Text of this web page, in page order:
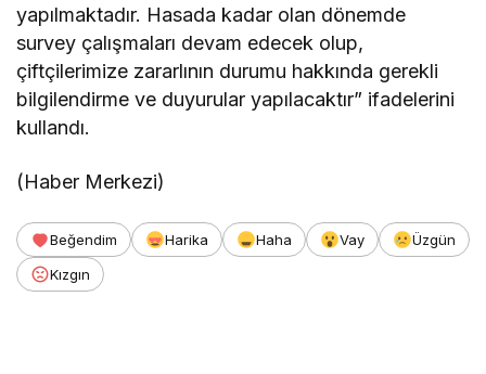
yapılmaktadır. Hasada kadar olan dönemde
survey çalışmaları devam edecek olup,
çiftçilerimize zararlının durumu hakkında gerekli
bilgilendirme ve duyurular yapılacaktır” ifadelerini
kullandı.
(Haber Merkezi)
Beğendim Harika Haha Vay
Üzgün
Kızgın